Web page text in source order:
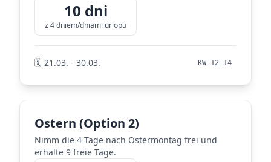
10 dni
z 4 dniem/dniami urlopu
🗓️ 21.03. - 30.03. KW 12–14
Ostern (Option 2)
Nimm die 4 Tage nach Ostermontag frei und
erhalte 9 freie Tage.